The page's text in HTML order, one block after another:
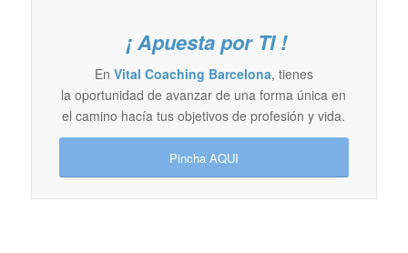
¡ Apuesta por TI !
En Vital Coaching Barcelona, tienes
la oportunidad de avanzar de una forma única en
el camino hacía tus objetivos de profesión y vida.
Pincha AQUI